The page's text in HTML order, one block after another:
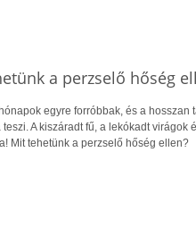
a perzselő hőség
egyre forróbbak, és a
teszi. A kiszáradt fű, a lekókadt
Mit tehetünk a perzselő hőség ellen?